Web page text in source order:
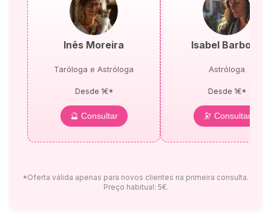
Inês Moreira
Taróloga e Astróloga
Desde 1€*
🔮 Consultar
Isabel Barbosa
Astróloga
Desde 1€*
🔭 Consultar
*Oferta válida apenas para novos clientes na primeira consulta.
Preço habitual: 5€.